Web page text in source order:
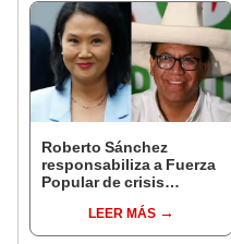
Roberto Sánchez
responsabiliza a Fuerza
Popular de crisis
responsables de las
leyes procrímenes"
LEER MÁS